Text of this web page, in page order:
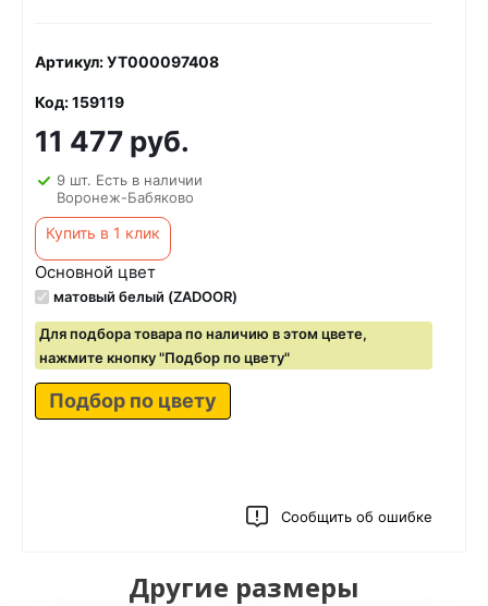
Артикул: УТ000097408
Код: 159119
11 477 руб.
9 шт. Есть в наличии
Воронеж-Бабяково
Купить в 1 клик
Основной цвет
матовый белый (ZADOOR)
Для подбора товара по наличию в этом цвете,
нажмите кнопку "Подбор по цвету"
Подбор по цвету
Сообщить об ошибке
Другие размеры